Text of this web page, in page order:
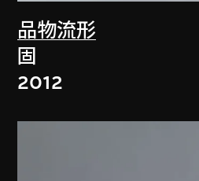
品物流形
固
2012